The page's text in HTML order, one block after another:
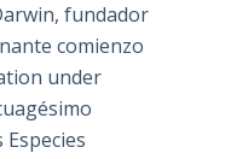
fundador
comienzo
under